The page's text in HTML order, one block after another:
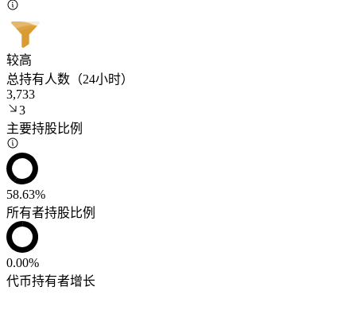
较高
总持有人数（24小时）
3,733
3
主要持股比例
58.63%
所有者持股比例
0.00%
代币持有者增长